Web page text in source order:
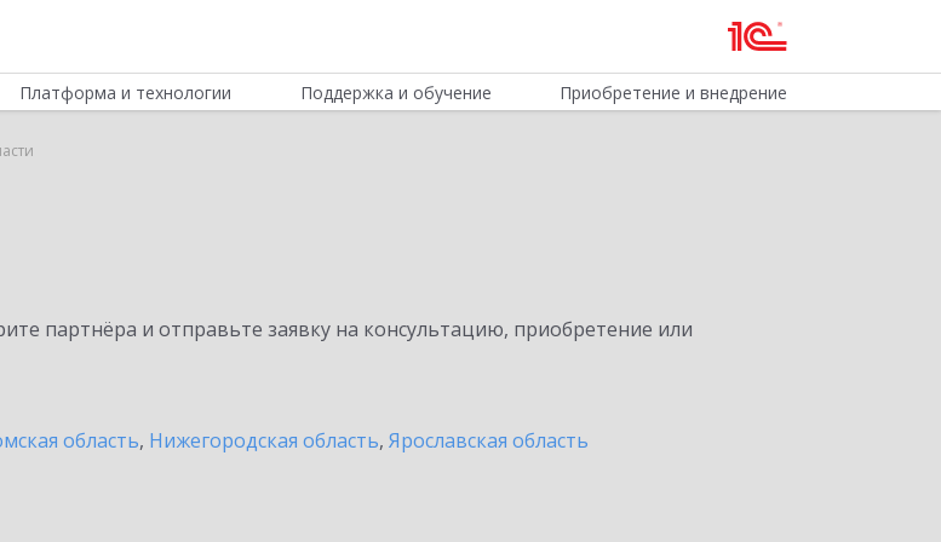
Платформа и технологии Поддержка и обучение Приобретение и внедрение
партнёра и отправьте заявку на консультацию, приобретение или
область, Нижегородская область, Ярославская область